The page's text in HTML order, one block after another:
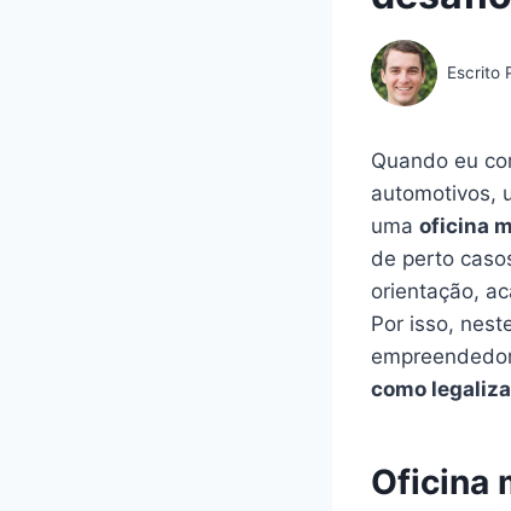
Escrito
Quando eu
automotivos,
uma oficina
de perto
orientação,
Por isso,
como
Oficina